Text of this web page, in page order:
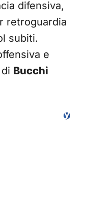
difensiva,
retroguardia
subiti.
e
Bucchi